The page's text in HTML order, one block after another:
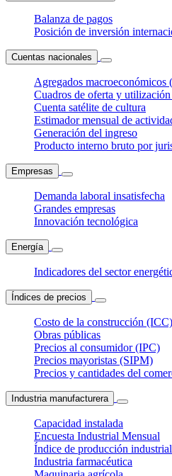
Balanza de pagos
Posición de inversión
Cuentas nacionales
Agregados macroeconómicos
Cuadros de oferta y
Cuenta satélite de cultura
Estimador mensual de
Generación del ingreso
Producto interno bruto por
Empresas
Demanda laboral insatisfecha
Grandes empresas
Innovación tecnológica
Energía
Indicadores del sector
Índices de precios
Costo de la construcción (ICC)
Obras públicas
Precios al consumidor (IPC)
Precios mayoristas (SIPM)
Precios y cantidades del
Industria manufacturera
Capacidad instalada
Encuesta Industrial Mensual
Índice de producción
Industria farmacéutica